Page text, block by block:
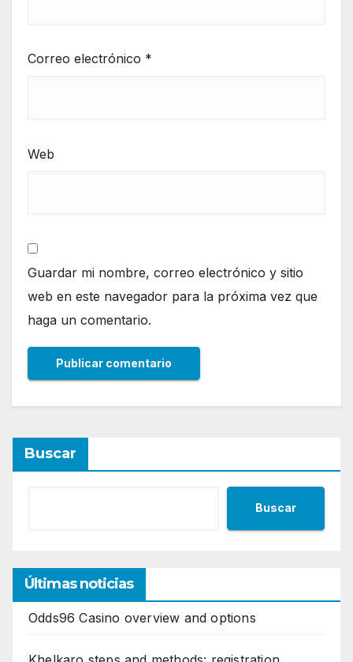
Correo electrónico *
Web
Guardar mi nombre, correo electrónico y sitio
web en este navegador para la próxima vez que
haga un comentario.
Buscar
Buscar
Últimas noticias
Odds96 Casino overview and options